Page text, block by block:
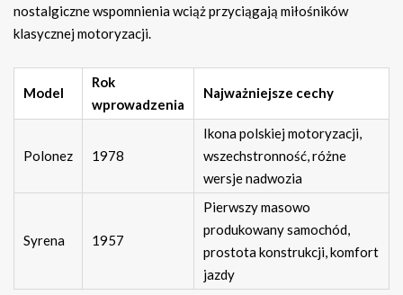
nostalgiczne wspomnienia wciąż przyciągają miłośników
klasycznej motoryzacji.
Model
Rok
wprowadzenia
Najważniejsze cechy
Polonez 1978
Ikona polskiej motoryzacji,
wszechstronność, różne
wersje nadwozia
Syrena 1957
Pierwszy masowo
produkowany samochód,
prostota konstrukcji, komfort
jazdy